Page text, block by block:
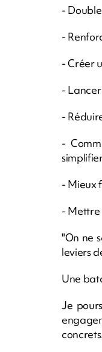
-
-
- Créer
-
-
-
- Mieux
- Mettre
"On ne
leviers
Une
Je